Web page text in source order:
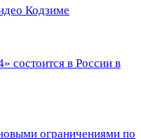
Кодзиме
состоится в России в
ограничениями по